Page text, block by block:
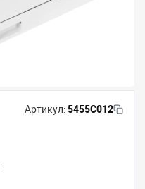
Артикул:5455C012